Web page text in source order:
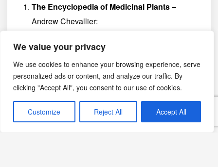
We value your privacy
We use cookies to enhance your browsing experience, serve
personalized ads or content, and analyze our traffic. By
clicking "Accept All", you consent to our use of cookies.
Customize Reject All Accept All
The Encyclopedia of Medicinal Plants–
Andrew Chevallier:
of Medicinal Plants
Herbal Medicine: Biomolecular and Clinical
Aspects– Iris F. F. Benzie, Sissi Wachtel-Galor:
Kitap Detayları:NCBI – Herbal Medicine:
Biomolecular and Clinical Aspects
Bilimsel Araştırmalar ve Makaleler: